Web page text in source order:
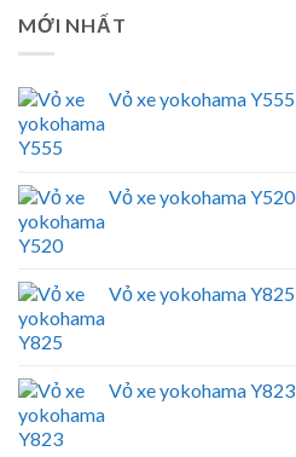
MỚI NHẤT
Vỏ xe yokohama Y555
Vỏ xe yokohama Y520
Vỏ xe yokohama Y825
Vỏ xe yokohama Y823